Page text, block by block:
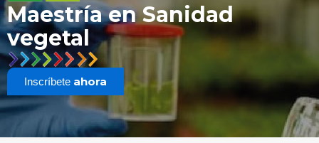
Maestría en Sanidad
vegetal
Inscríbete ahora